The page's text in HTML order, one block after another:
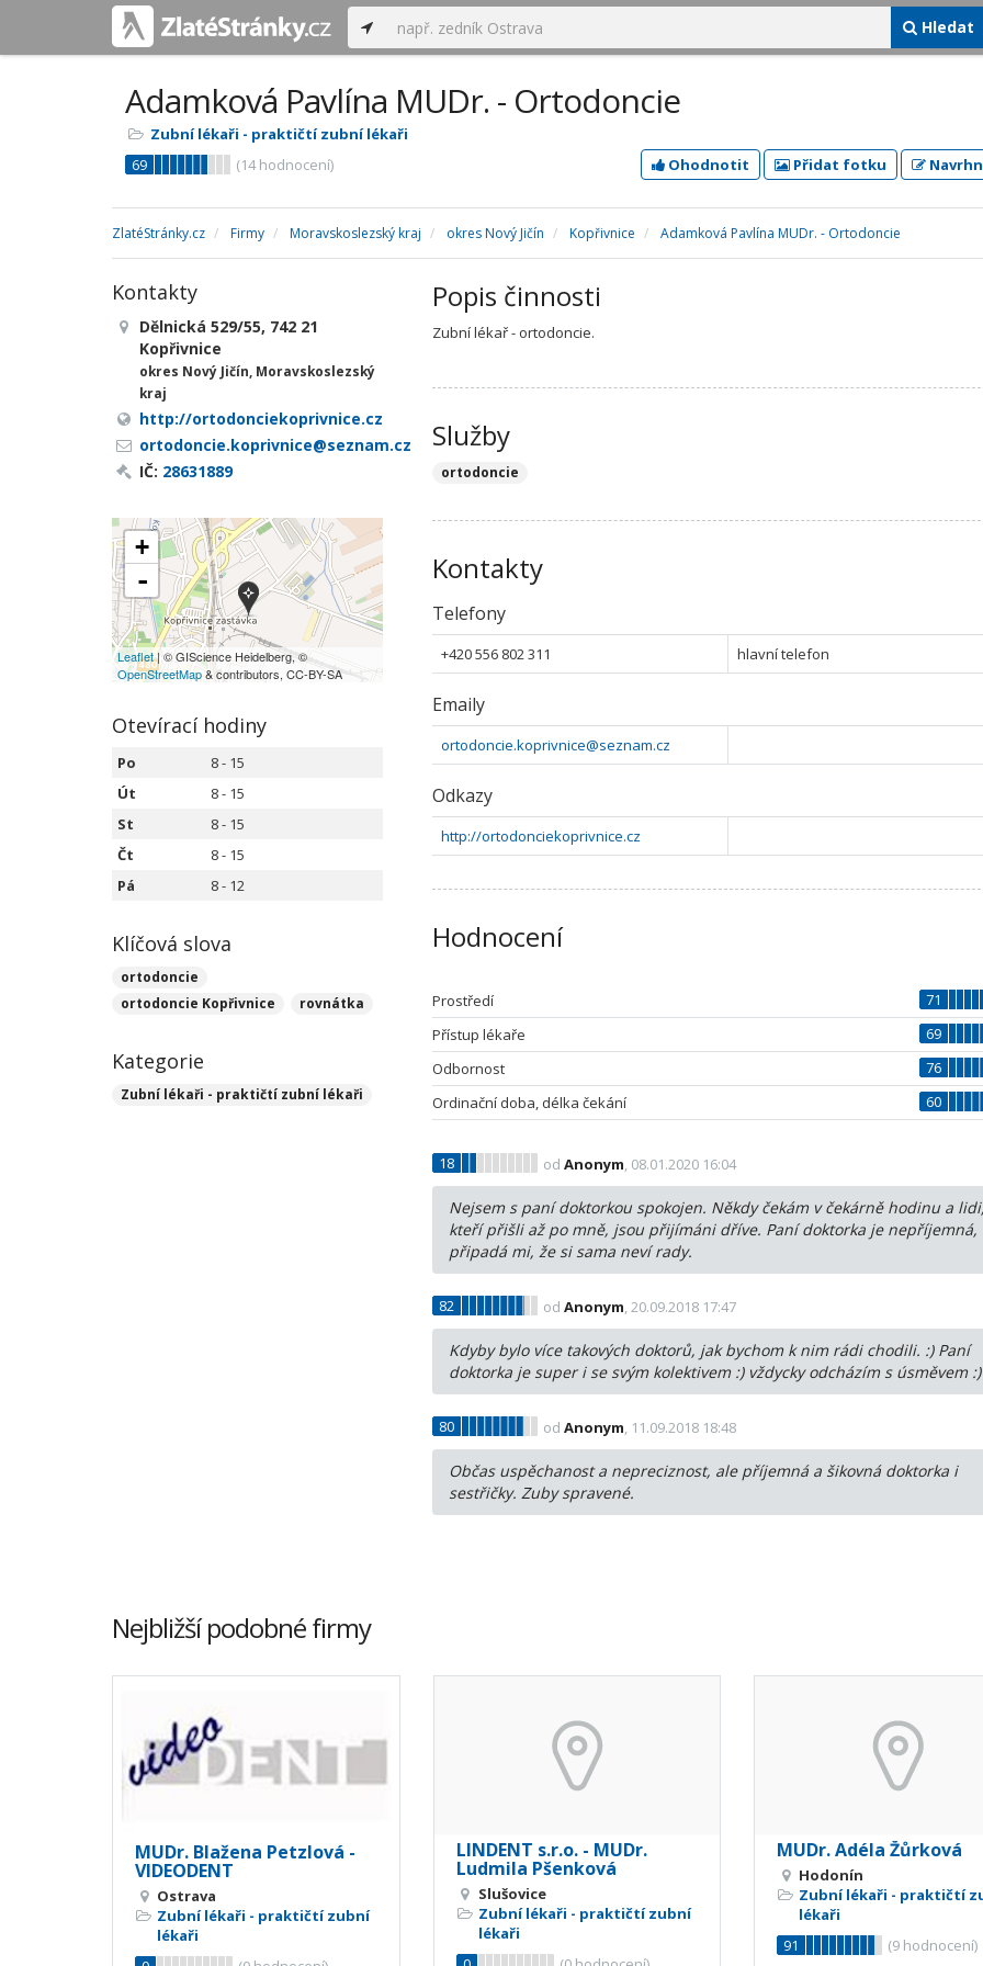
Hledat
Adamková Pavlína MUDr. - Ortodoncie
Zubní lékaři - praktičtí zubní lékaři
69
(14hodnocení) Ohodnotit Přidat fotku
ZlatéStránky.cz Firmy Moravskoslezský kraj okres Nový Jičín Kopřivnice Adamková Pavlína MUDr. - Ortodoncie
Popis činnosti
Zubní lékař - ortodoncie.
Služby
ortodoncie
Kontakty
Telefony
+420 556 802 311 hlavní telefon
Emaily
ortodoncie.koprivnice@seznam.cz
Odkazy
http://ortodonciekoprivnice.cz
Hodnocení
Prostředí
71
Přístup lékaře
69
Odbornost
76
Ordinační doba, délka čekání
60
18 odAnonym, 08.01.2020 16:04
Nejsem s paní doktorkou spokojen. Někdy čekám v čekárně hodinu a
kteří přišli až po mně, jsou přijímáni dříve. Paní doktorka je nepříjemná,
připadá mi, že si sama neví rady.
82 odAnonym, 20.09.2018 17:47
Kdyby bylo více takových doktorů, jak bychom k nim rádi chodili. :) Paní
doktorka je super i se svým kolektivem :) vždycky odcházím s úsměvem :)
80 odAnonym, 11.09.2018 18:48
Občas uspěchanost a nepreciznost, ale příjemná a šikovná doktorka i
sestřičky. Zuby spravené.
Kontakty
Dělnická 529/55, 742 21
Kopřivnice
okres Nový Jičín, Moravskoslezský
kraj
http://ortodonciekoprivnice.cz
ortodoncie.koprivnice@seznam.cz
IČ: 28631889
+
-
Leaflet| © GIScience Heidelberg, ©
OpenStreetMap& contributors, CC-BY-SA
Otevírací hodiny
Po
8 - 15
Út
8 - 15
St
8 - 15
Čt
8 - 15
Pá
8 - 12
Klíčová slova
ortodoncie
ortodoncie Kopřivnice
rovnátka
Kategorie
Zubní lékaři - praktičtí zubní lékaři
Nejbližší podobné firmy
MUDr. Blažena Petzlová -
VIDEODENT
Ostrava
Zubní lékaři - praktičtí zubní
lékaři
LINDENT s.r.o. - MUDr.
Ludmila Pšenková
Slušovice
Zubní lékaři - praktičtí zubní
lékaři
MUDr. Adéla Žůrková
Hodonín
Zubní lékaři - praktičtí
lékaři
91
(9 hodnocení)